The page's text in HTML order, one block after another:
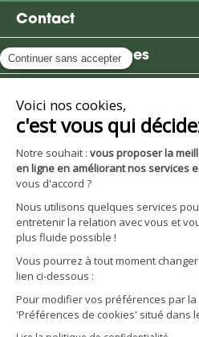
Contact
Moulin des Moines
Avantages et services